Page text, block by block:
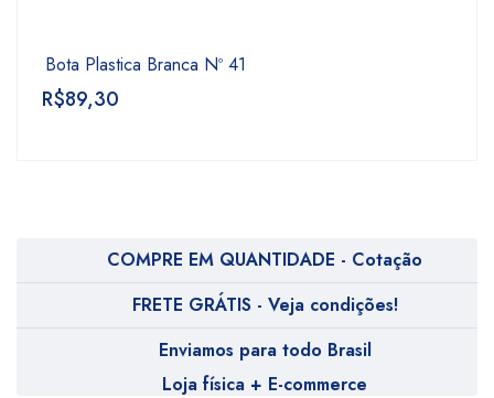
Bota Plastica Branca Nº 41
R$89,30
COMPRE EM QUANTIDADE - Cotação
FRETE GRÁTIS - Veja condições!
Enviamos para todo Brasil
Loja física + E-commerce